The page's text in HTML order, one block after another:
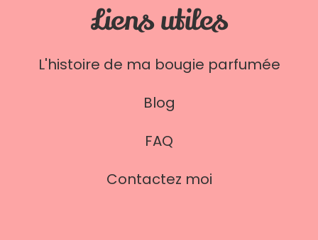
Liens utiles
L'histoire de ma bougie parfumée
Blog
FAQ
Contactez moi